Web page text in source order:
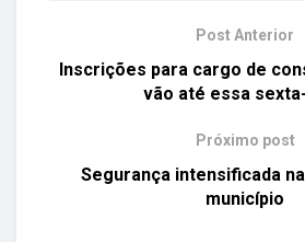
Post Anterior
Inscrições para cargo de
vão até essa
Próximo post
Segurança intensificada
município